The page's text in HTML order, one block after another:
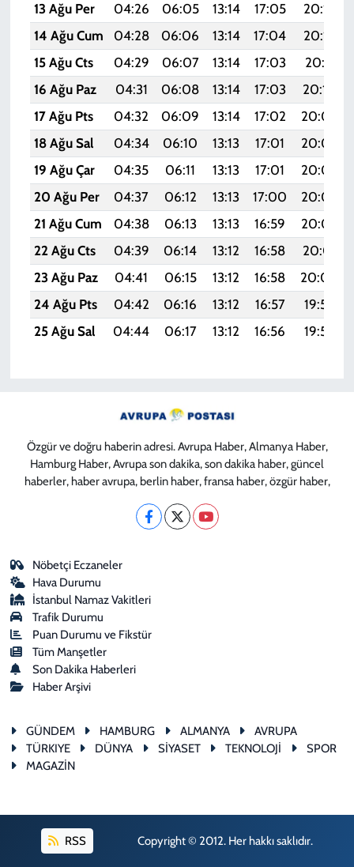
13 Ağu Per
04:26 06:05 13:14 17:05 20:14
14 Ağu Cum
04:28 06:06 13:14 17:04 20:13
15 Ağu Cts
04:29 06:07 13:14 17:03 20:11
16 Ağu Paz
04:31 06:08 13:14 17:03 20:10
17 Ağu Pts
04:32 06:09 13:14 17:02 20:09
18 Ağu Sal
04:34 06:10 13:13 17:01 20:07
19 Ağu Çar
04:35 06:11 13:13 17:01 20:06
20 Ağu Per
04:37 06:12 13:13 17:00 20:04
21 Ağu Cum
04:38 06:13 13:13 16:59 20:03
22 Ağu Cts
04:39 06:14 13:12 16:58 20:01
23 Ağu Paz
04:41 06:15 13:12 16:58 20:00
24 Ağu Pts
04:42 06:16 13:12 16:57 19:58
25 Ağu Sal
04:44 06:17 13:12 16:56 19:57
Özgür ve doğru haberin adresi. Avrupa Haber, Almanya Haber,
Hamburg Haber, Avrupa son dakika, son dakika haber, güncel
haberler, haber avrupa, berlin haber, fransa haber, özgür haber,
Nöbetçi Eczaneler
Hava Durumu
İstanbul Namaz Vakitleri
Trafik Durumu
Puan Durumu ve Fikstür
Tüm Manşetler
Son Dakika Haberleri
Haber Arşivi
GÜNDEM HAMBURG ALMANYA
AVRUPA
TÜRKIYE
DÜNYA SİYASET TEKNOLOJİ
SPOR
MAGAZİN
RSS Copyright © 2012. Her hakkı saklıdır.